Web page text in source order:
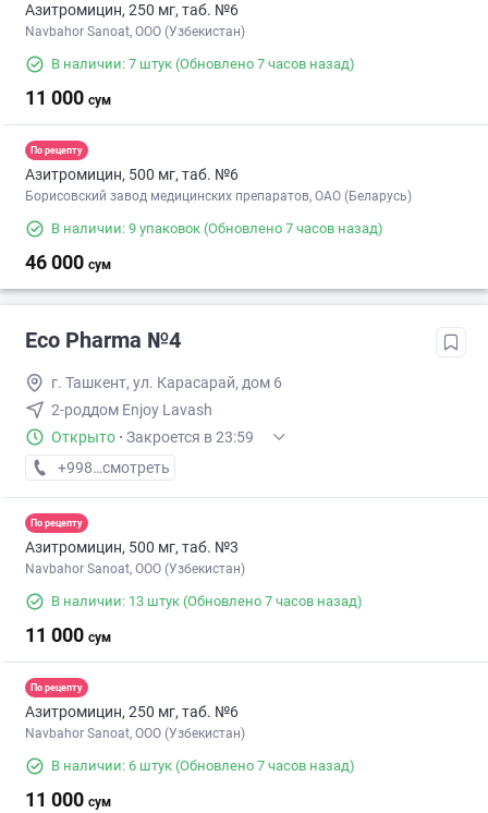
Азитромицин, 250 мг, таб. №6
Navbahor Sanoat, ООО (Узбекистан)
В наличии: 7 штук (Обновлено 7 часов назад)
11 000 сум
По рецепту
Азитромицин, 500 мг, таб. №6
Борисовский завод медицинских препаратов, ОАО (Беларусь)
В наличии: 9 упаковок (Обновлено 7 часов назад)
46 000 сум
Eco Pharma №4
г. Ташкент, ул. Карасарай, дом 6
2-роддом Enjoy Lavash
Открыто · Закроется в 23:59
+998 (55) XXX-XX-XX
смотреть
По рецепту
Азитромицин, 500 мг, таб. №3
Navbahor Sanoat, ООО (Узбекистан)
В наличии: 13 штук (Обновлено 7 часов назад)
11 000 сум
По рецепту
Азитромицин, 250 мг, таб. №6
Navbahor Sanoat, ООО (Узбекистан)
В наличии: 6 штук (Обновлено 7 часов назад)
11 000 сум